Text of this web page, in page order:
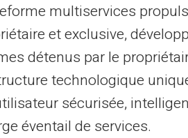
multiservices
et exclusive,
détenus par le
technologique
sécurisée,
éventail de services.